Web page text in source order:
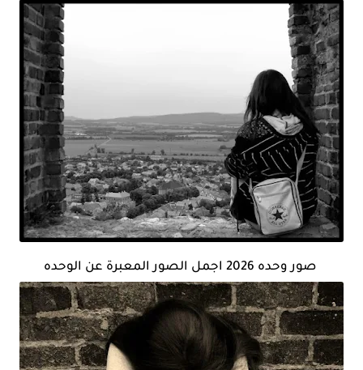
صور وحده 2026 اجمل الصور المعبرة عن الوحده